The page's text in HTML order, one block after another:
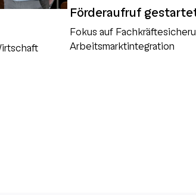
Förderaufruf
Fokus auf
Arbeitsmarktintegration